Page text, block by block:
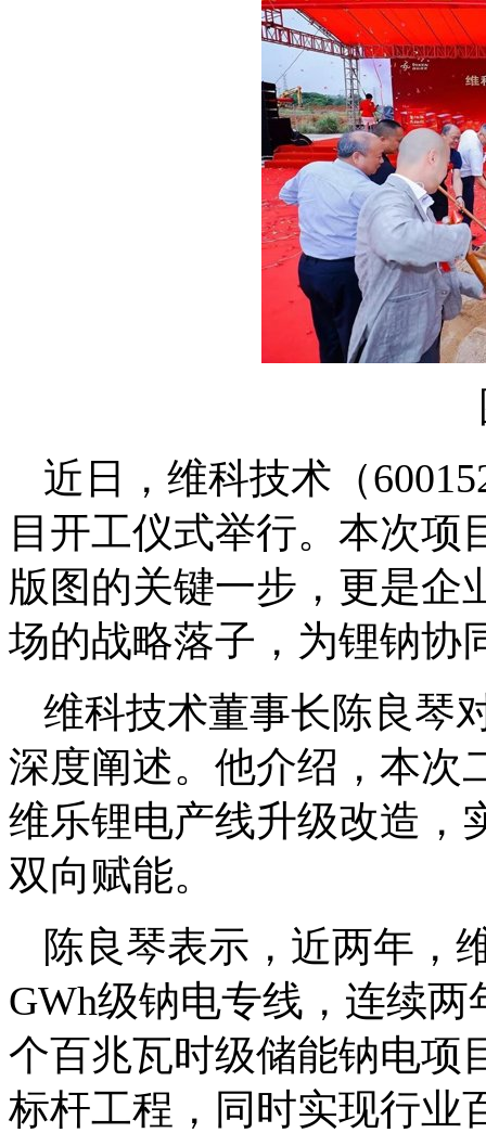
近日，维科技术（
目开工仪式举行。本次
版图的关键一步，更是企
场的战略落子，为锂钠协
维科技术董事长陈良琴
深度阐述。他介绍，本次
维乐锂电产线升级改造，
双向赋能。
陈良琴表示，近两年，
GWh级钠电专线，连续
个百兆瓦时级储能钠电项
标杆工程，同时实现行业